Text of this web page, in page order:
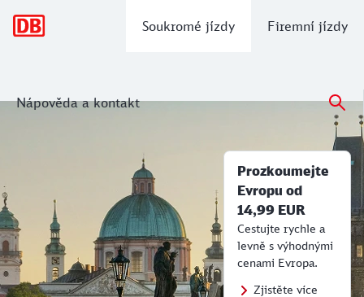
Soukromé jízdy Firemní jízdy
Nápověda a kontakt
Jízdní řád DB, informace, jízdenky,
Prozkoumejte Evropu od 14,99 €
Prozkoumejte
Evropu od
14,99 EUR
Cestujte rychle a
levně s výhodnými
cenami Evropa.
Zjistěte více